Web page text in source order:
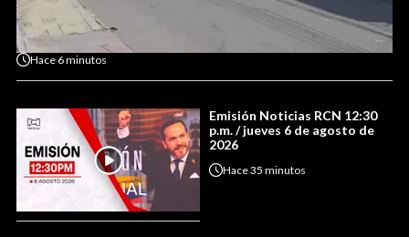
Hace 6 minutos
Emisión Noticias RCN 12:30
p.m. / jueves 6 de agosto de
2026
Hace35 minutos